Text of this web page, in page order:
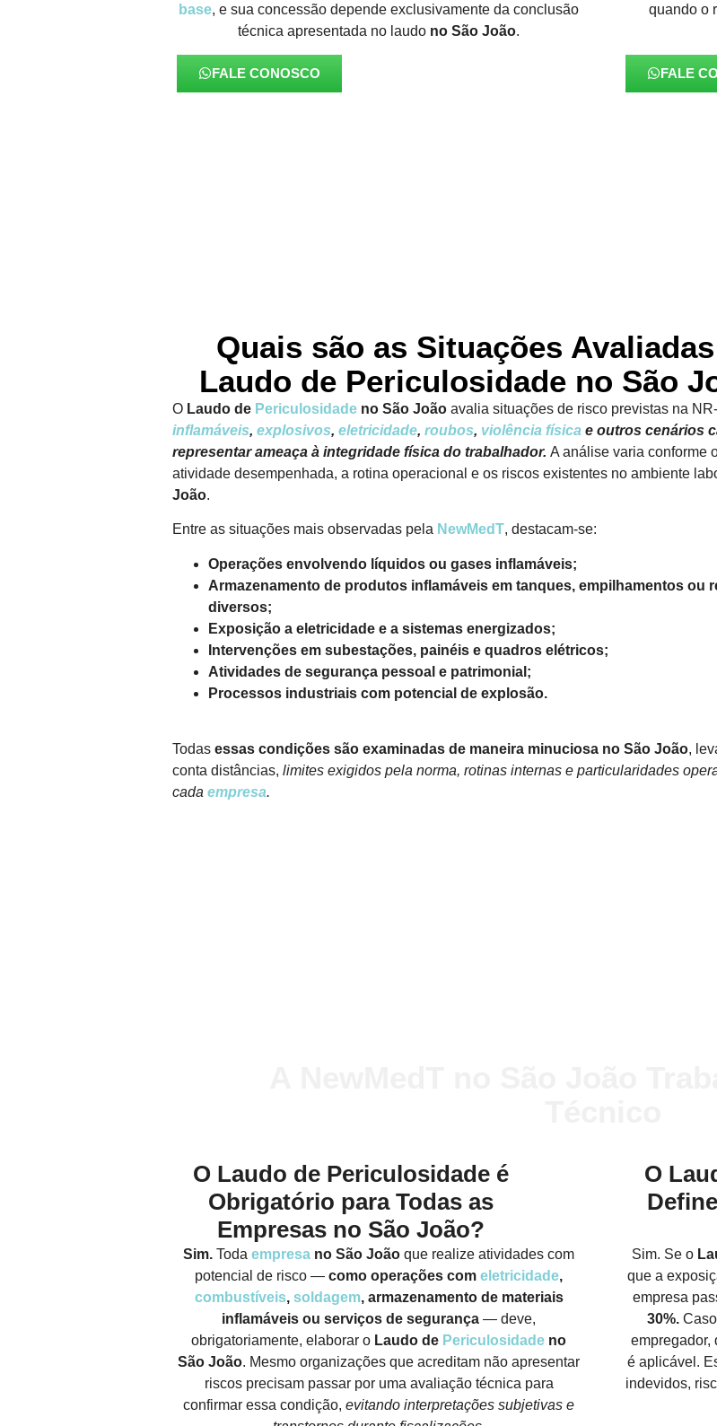
base, e sua concessão depende exclusivamente da conclusão
técnica apresentada no laudo no São João.
FALE CONOSCO
quando o
FALE
Quais são as Situações
Laudo de Periculosidade no São
O Laudo de Periculosidade no São João avalia situações de risco previstas na
inflamáveis, explosivos, eletricidade, roubos, violência física e outros cenários
representar ameaça à integridade física do trabalhador. A análise varia conforme
atividade desempenhada, a rotina operacional e os riscos existentes no ambiente
João.
Entre as situações mais observadas pela NewMedT, destacam-se:
Operações envolvendo líquidos ou gases inflamáveis;
Armazenamento de produtos inflamáveis em tanques, empilhamentos ou
diversos;
Exposição a eletricidade e a sistemas energizados;
Intervenções em subestações, painéis e quadros elétricos;
Atividades de segurança pessoal e patrimonial;
Processos industriais com potencial de explosão.
Todas essas condições são examinadas de maneira minuciosa no São João,
conta distâncias, limites exigidos pela norma, rotinas internas e particularidades
cada empresa.
O Laudo de Periculosidade é
Obrigatório para Todas as
Empresas no São João?
Sim. Toda empresa no São João que realize atividades com
potencial de risco — como operações com eletricidade,
combustíveis, soldagem, armazenamento de materiais
inflamáveis ou serviços de segurança — deve,
obrigatoriamente, elaborar o Laudo de Periculosidade no
São João. Mesmo organizações que acreditam não apresentar
riscos precisam passar por uma avaliação técnica para
confirmar essa condição, evitando interpretações subjetivas e
O
Sim. Se o
que a
empresa
30%.
empregador,
é aplicável.
indevidos,